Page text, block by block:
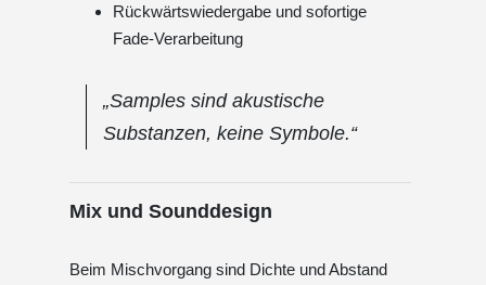
Rückwärtswiedergabe und sofortige
Fade-Verarbeitung
„Samples sind akustische
Substanzen, keine Symbole.“
Mix und Sounddesign
Beim Mischvorgang sind Dichte und Abstand